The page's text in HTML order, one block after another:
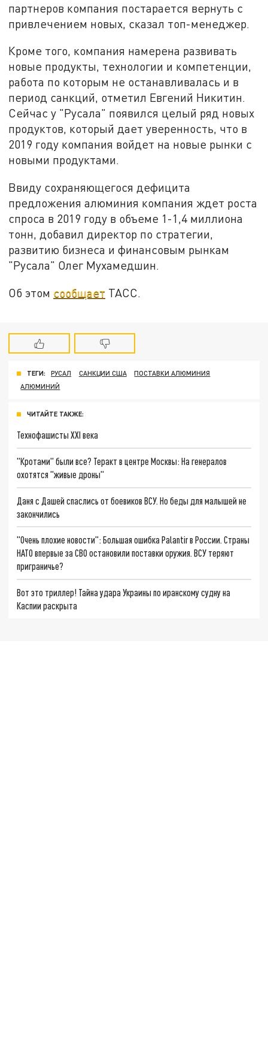
партнеров компания постарается вернуть с
привлечением новых, сказал топ-менеджер.
Кроме того, компания намерена развивать
новые продукты, технологии и компетенции,
работа по которым не останавливалась и в
период санкций, отметил Евгений Никитин.
Сейчас у "Русала" появился целый ряд новых
продуктов, который дает уверенность, что в
2019 году компания войдет на новые рынки с
новыми продуктами.
Ввиду сохраняющегося дефицита
предложения алюминия компания ждет роста
спроса в 2019 году в объеме 1-1,4 миллиона
тонн, добавил директор по стратегии,
развитию бизнеса и финансовым рынкам
"Русала" Олег Мухамедшин.
Об этом сообщает ТАСС.
ТЕГИ: РУСАЛ САНКЦИИ США
ПОСТАВКИ АЛЮМИНИЯ
АЛЮМИНИЙ
ЧИТАЙТЕ ТАКЖЕ:
Технофашисты XXI века
"Кротами" были все? Теракт в центре Москвы: На генералов
охотятся "живые дроны"
Даня с Дашей спаслись от боевиков ВСУ. Но беды для малышей не
закончились
"Очень плохие новости": Большая ошибка Palantir в России. Страны
НАТО впервые за СВО остановили поставки оружия. ВСУ теряют
приграничье?
Вот это триллер! Тайна удара Украины по иранскому судну на
Каспии раскрыта